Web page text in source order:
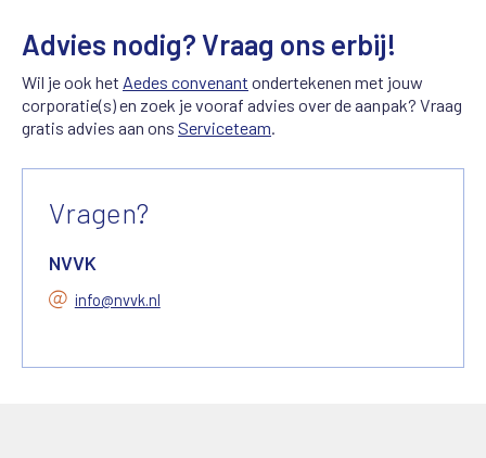
Advies nodig? Vraag ons erbij!
Wil je ook het Aedes convenant ondertekenen met jouw
corporatie(s) en zoek je vooraf advies over de aanpak? Vraag
gratis advies aan ons Serviceteam
Vragen?
NVVK
info@nvvk.nl